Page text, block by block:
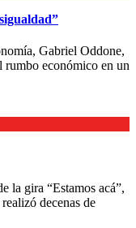
Gabriel Oddone,
rumbo económico en un
la gira “Estamos acá”,
decenas de